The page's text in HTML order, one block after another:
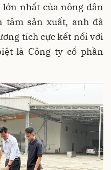
nhất của nông dân
tâm sản xuất, anh đã
tích cực kết nối với
là Công ty cổ phần